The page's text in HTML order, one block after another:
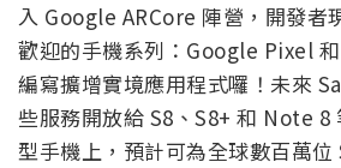
入 Google ARCore 陣營，開發者
歡迎的手機系列：Google Pixel
編寫擴增實境應用程式囉！未來
些服務開放給 S8、S8+ 和 Note 8
型手機上，預計可為全球數百萬